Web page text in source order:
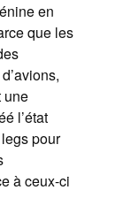
en
que les
une
l’état
pour
à ceux-ci